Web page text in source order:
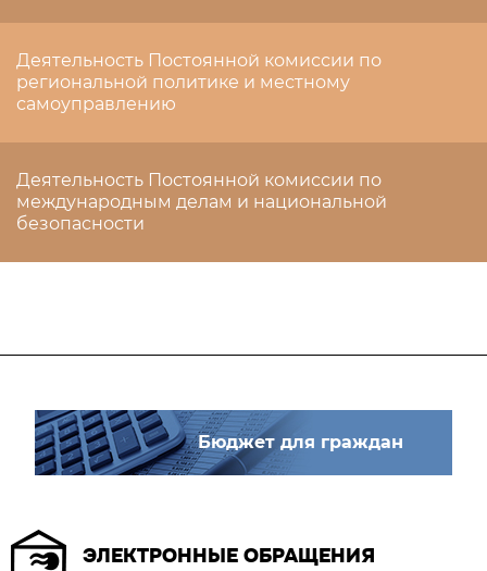
Деятельность Постоянной комиссии по
региональной политике и местному
самоуправлению
Деятельность Постоянной комиссии по
международным делам и национальной
безопасности
Бюджет для граждан
ЭЛЕКТРОННЫЕ ОБРАЩЕНИЯ